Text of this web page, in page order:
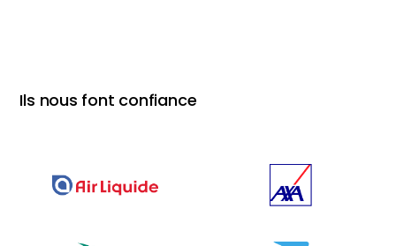
Ils nous font confiance